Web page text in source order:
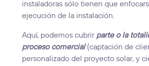
instaladoras sólo tienen que
ejecución de la instalación.
Aquí, podemos cubrir parte o la
proceso comercial(captación de
personalizado del proyecto solar, y